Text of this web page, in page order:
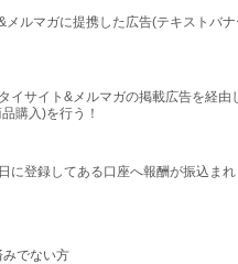
メルマガに提携した広告(テキストバ
イサイト&メルマガの掲載広告を経由
購入)を行う！
に登録してある口座へ報酬が振込まれ
みでない方